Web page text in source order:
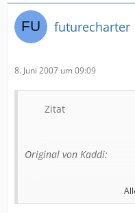
futurecharter
8. Juni 2007 um 09:09
Zitat
Original von Kaddi: